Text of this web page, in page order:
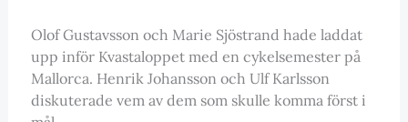
Olof Gustavsson och Marie Sjöstrand hade laddat
upp inför Kvastaloppet med en cykelsemester på
Mallorca. Henrik Johansson och Ulf Karlsson
diskuterade vem av dem som skulle komma först i